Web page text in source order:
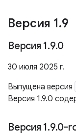
Версия 1.9
Версия 1.9.0
30 июля 2025 г.
Выпущена версия
Версия 1.9.0
Версия 1.9.0-